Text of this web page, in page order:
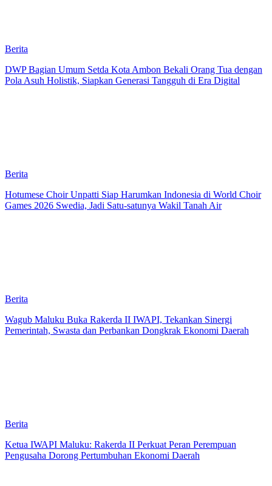
Berita
DWP Bagian Umum Setda Kota Ambon Bekali Orang Tua dengan
Pola Asuh Holistik, Siapkan Generasi Tangguh di Era Digital
Berita
Hotumese Choir Unpatti Siap Harumkan Indonesia di World Choir
Games 2026 Swedia, Jadi Satu-satunya Wakil Tanah Air
Berita
Wagub Maluku Buka Rakerda II IWAPI, Tekankan Sinergi
Pemerintah, Swasta dan Perbankan Dongkrak Ekonomi Daerah
Berita
Ketua IWAPI Maluku: Rakerda II Perkuat Peran Perempuan
Pengusaha Dorong Pertumbuhan Ekonomi Daerah